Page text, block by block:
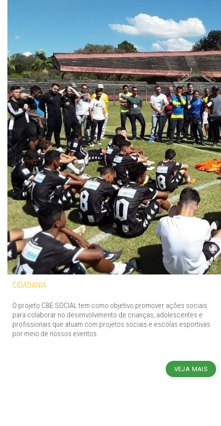
CIDADANIA
O projeto CBE SOCIAL tem como objetivo promover ações sociais
para colaborar no desenvolvimento de crianças, adolescentes e
profissionais que atuam com projetos sociais e escolas esportivas
por meio de nossos eventos.
VEJA MAIS